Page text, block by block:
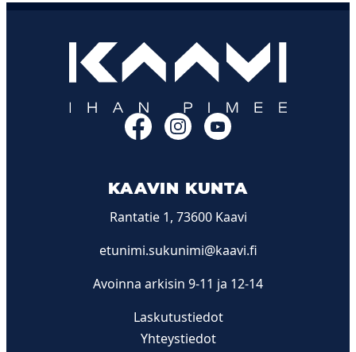
FacebookInstagram
KAAVIN KUNTA
Rantatie 1, 73600 Kaavi
etunimi.sukunimi@kaavi.fi
Avoinna arkisin 9-11 ja 12-14
Laskutustiedot
Yhteystiedot